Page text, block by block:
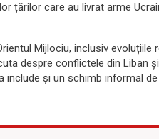
țărilor care au livrat arme
Mijlociu, inclusiv
despre conflictele din Liban
include și un schimb informal